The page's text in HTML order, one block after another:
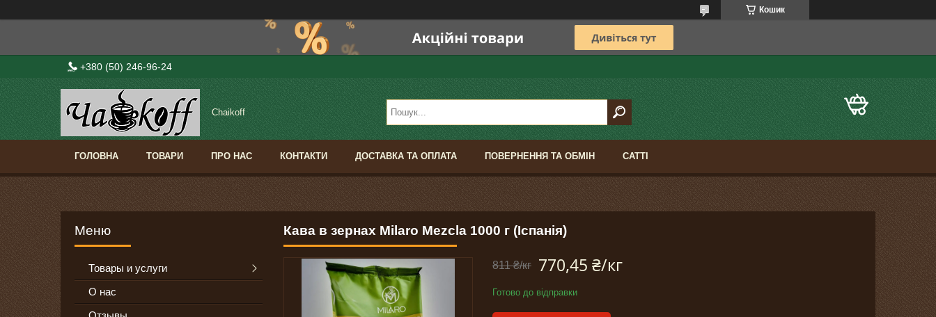
Кошик
+380 (50) 246-96-24
Сhaikoff
ГОЛОВНА ТОВАРИ ПРО НАС КОНТАКТИ ДОСТАВКА ТА ОПЛАТА ПОВЕРНЕННЯ ТА ОБМІН САТТІ
Кава в зернах Milaro Mezcla 1000 г (Іспанія)
811 ₴/кг 770,45 ₴/кг
Готово до відправки
Товары и услуги
О нас